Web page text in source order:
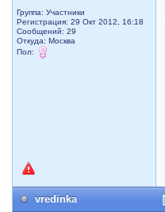
Группа: Участники
Регистрация: 29 Окт 2012, 16:18
Сообщений: 29
Откуда: Москва
Пол:
vredinka